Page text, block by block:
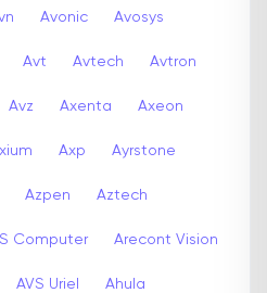
Avonic Avosys
Avt Avtech Avtron
Avz Axenta Axeon
Axp Ayrstone
Azpen Aztech
Computer Arecont Vision
AVS Uriel Ahula